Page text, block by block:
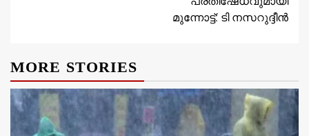
മുന്നോട്ട്: ടി നസറുദ്ദീന്‍
MORE STORIES